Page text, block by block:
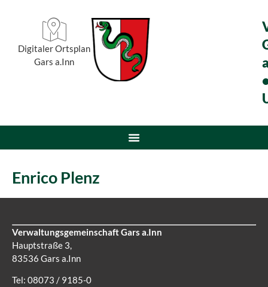
Digitaler Ortsplan
Gars a.Inn
Enrico Plenz
Verwaltungsgemeinschaft Gars a.Inn
Hauptstraße 3,
83536 Gars a.Inn
Tel: 08073 / 9185-0